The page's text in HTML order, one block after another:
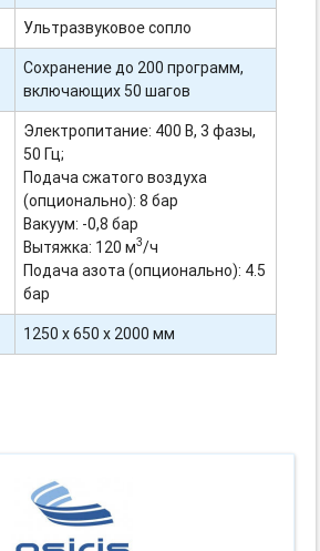
Ультразвуковое сопло
Сохранение до 200 программ,
включающих 50 шагов
Электропитание: 400 В, 3 фазы,
50 Гц;
Подача сжатого воздуха
(опционально): 8 бар
Вакуум: -0,8 бар
Вытяжка: 120 м3/ч
Подача азота (опционально): 4.5
бар
1250 х 650 х 2000 мм